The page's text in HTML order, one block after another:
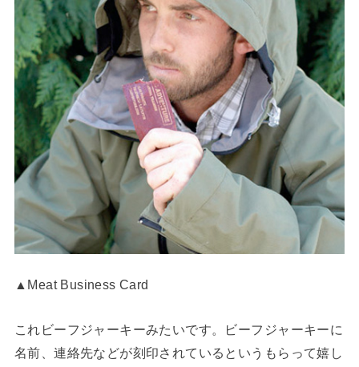
▲Meat Business Card
これビーフジャーキーみたいです。ビーフジャーキーに
名前、連絡先などが刻印されているというもらって嬉し